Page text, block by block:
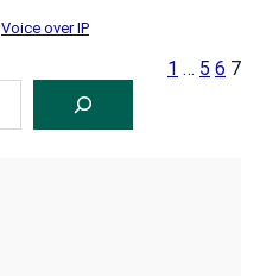
Voice over IP
1 … 5 6 7